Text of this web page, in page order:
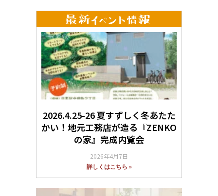
2026.4.25-26 夏すずしく冬あたた
かい！地元工務店が造る『ZENKO
の家』完成内覧会
2026年4月7日
詳しくはこちら »